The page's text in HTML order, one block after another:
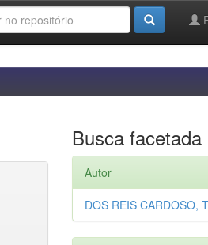
Busca facetada
Autor
DOS REIS CARDOSO,